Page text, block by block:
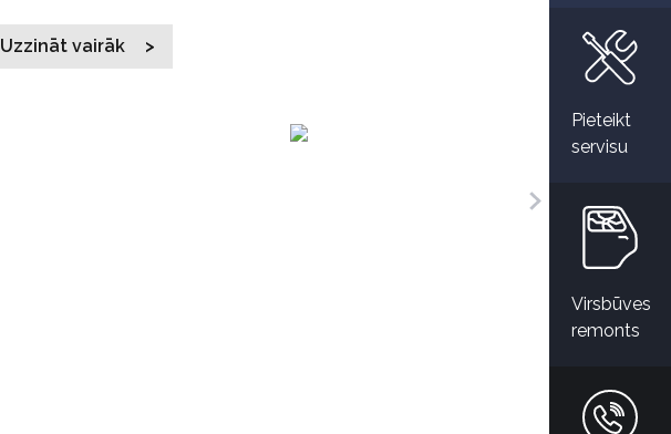
Pieteikt
servisu
Virsbūves
remonts
Uzzināt vairāk > 01.04.2021